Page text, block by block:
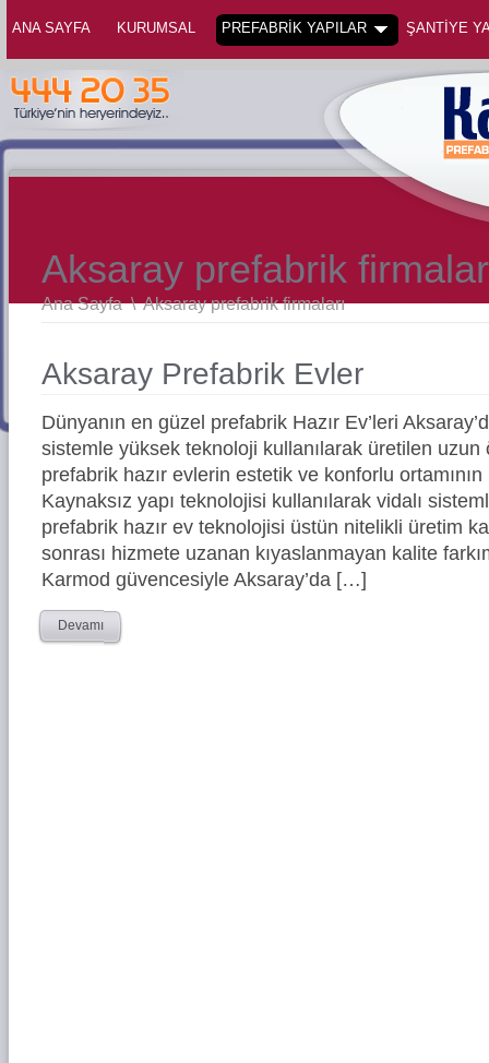
ANA SAYFA KURUMSAL PREFABRİK YAPILAR ŞANTİYE
Aksaray prefabrik
Ana Sayfa \Aksaray prefabrik firmaları
Aksaray Prefabrik Evler
Dünyanın en güzel prefabrik Hazır Ev’leri
sistemle yüksek teknoloji kullanılarak üretilen
prefabrik hazır evlerin estetik ve konforlu ortamının
Kaynaksız yapı teknolojisi kullanılarak vidalı
prefabrik hazır ev teknolojisi üstün nitelikli üretim
sonrası hizmete uzanan kıyaslanmayan kalite
Karmod güvencesiyle Aksaray’da […]
Devamı